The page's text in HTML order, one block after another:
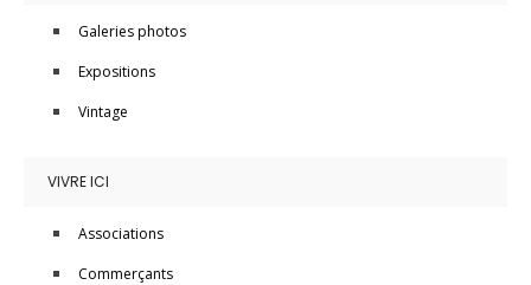
Galeries photos
Expositions
Vintage
VIVRE ICI
Associations
Commerçants